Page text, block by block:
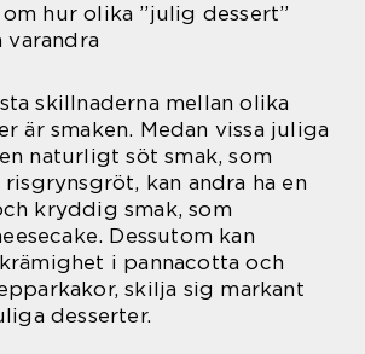
hur olika ”julig dessert”
skillnaderna mellan olika
är smaken. Medan vissa juliga
naturligt söt smak, som
kan andra ha en
kryddig smak, som
Dessutom kan
i pannacotta och
skilja sig markant
desserter.